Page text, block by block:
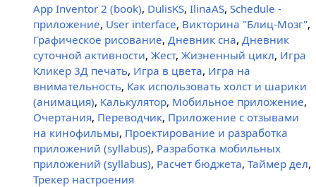
App Inventor 2 (book), DulisKS, IlinaAS, Schedule -
приложение, User interface, Викторина "Блиц-Мозг",
Графическое рисование, Дневник сна, Дневник
суточной активности, Жест, Жизненный цикл, Игра
Кликер 3Д печать, Игра в цвета, Игра на
внимательность, Как использовать холст и шарики
(анимация), Калькулятор, Мобильное приложение,
Очертания, Переводчик, Приложение с отзывами
на кинофильмы, Проектирование и разработка
приложений (syllabus), Разработка мобильных
приложений (syllabus), Расчет бюджета, Таймер дел,
Трекер настроения